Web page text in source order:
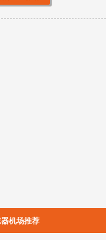
机场推荐